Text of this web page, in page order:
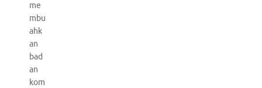
me
mbu
ahk
an
bad
an
kom